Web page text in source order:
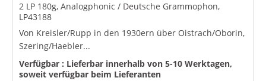
2 LP 180g, Analogphonic / Deutsche Grammophon,
LP43188
Von Kreisler/Rupp in den 1930ern über Oistrach/Oborin,
Szering/Haebler...
Verfügbar : Lieferbar innerhalb von 5-10 Werktagen,
soweit verfügbar beim Lieferanten